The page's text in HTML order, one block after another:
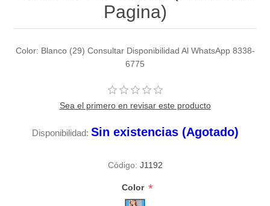
Pagina)
Color: Blanco (29) Consultar Disponibilidad Al WhatsApp 8338-
6775
Sea el primero en revisar este producto
Disponibilidad: Sin existencias (Agotado)
Código: J1192
Color *